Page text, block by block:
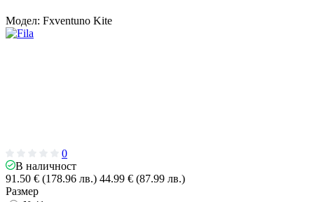
Модел: Fxventuno Kite
0
В наличност
91.50 € (178.96 лв.) 44.99 € (87.99 лв.)
Размер